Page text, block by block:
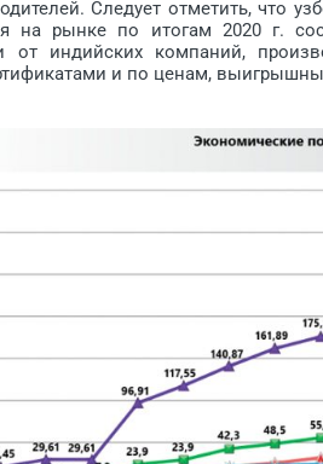
Следует отметить, что
на рынке по итогам 2020 г.
от индийских компаний,
и по ценам,